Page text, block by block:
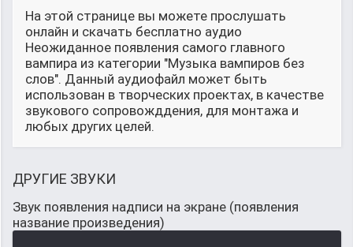
На этой странице вы можете прослушать
онлайн и скачать бесплатно аудио
Неожиданное появления самого главного
вампира из категории "Музыка вампиров без
слов". Данный аудиофайл может быть
использован в творческих проектах, в качестве
звукового сопровожддения, для монтажа и
любых других целей.
ДРУГИЕ ЗВУКИ
Звук появления надписи на экране (появления
название произведения)